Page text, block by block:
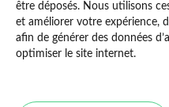
Mentions
être déposés. Nous utilisons
et améliorer votre expérience,
afin de générer des données
optimiser le site internet.